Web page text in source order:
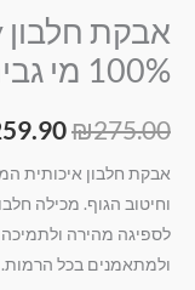
100% מי גבינה 2.27 קילו בננה
₪275.00
אבקת חלבון איכותית
לספיגה מהירה
ולמתאמנים בכל הרמות.